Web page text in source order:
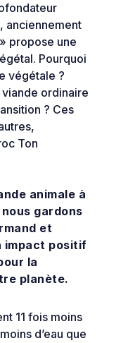
anciennement
propose une
Pourquoi
végétale ?
ordinaire
? Ces
Ton
animale à
gardons
et
impact positif
la
planète.
11 fois moins
d’eau que